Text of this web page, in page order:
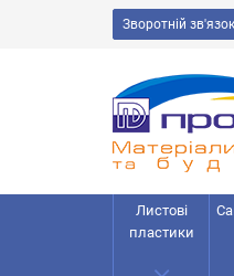
Зворотній зв'язок
Листові
пластики